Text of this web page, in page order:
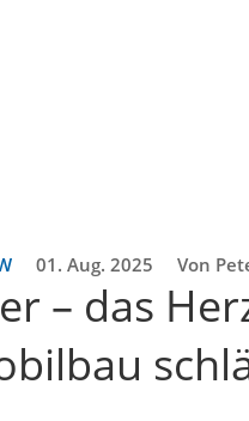
01. Aug. 2025 Von
– das